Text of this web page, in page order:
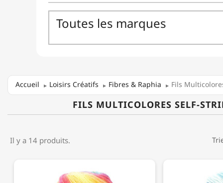
Accueil Loisirs Créatifs Fibres & Raphia Fils
FILS MULTICOLORES SELF-
Il y a 14 produits.